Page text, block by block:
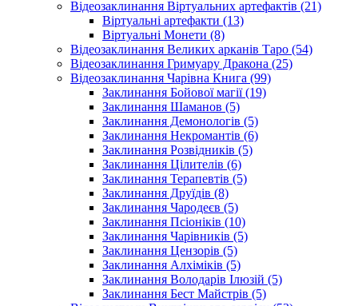
Відеозаклинання Віртуальних артефактів (21)
Віртуальні артефакти (13)
Віртуальні Монети (8)
Відеозаклинання Великих арканів Таро (54)
Відеозаклинання Гримуару Дракона (25)
Відеозаклинання Чарівна Книга (99)
Заклинання Бойової магії (19)
Заклинання Шаманов (5)
Заклинання Демонологів (5)
Заклинання Некромантів (6)
Заклинання Розвідників (5)
Заклинання Цілителів (6)
Заклинання Терапевтів (5)
Заклинання Друїдів (8)
Заклинання Чародеєв (5)
Заклинання Псіоніків (10)
Заклинання Чарівників (5)
Заклинання Цензорів (5)
Заклинання Алхіміків (5)
Заклинання Володарів Ілюзій (5)
Заклинання Бест Майстрів (5)